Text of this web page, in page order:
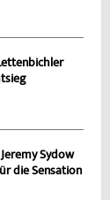
Sydow
die Sensation